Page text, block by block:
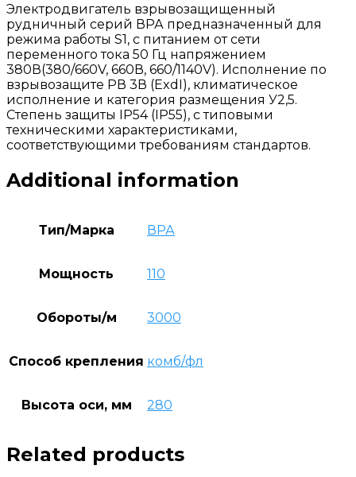
Электродвигатель взрывозащищенный
рудничный серий ВРА предназначенный для
режима работы S1, с питанием от сети
переменного тока 50 Гц напряжением
380В(380/660V, 660В, 660/1140V). Исполнение по
взрывозащите РВ 3В (ExdI), климатическое
исполнение и категория размещения У2,5.
Степень защиты IP54 (IP55), с типовыми
техническими характеристиками,
соответствующими требованиям стандартов.
Additional information
Тип/Марка ВРА
Мощность 110
Обороты/м 3000
Способ крепления комб/фл
Высота оси, мм 280
Related products